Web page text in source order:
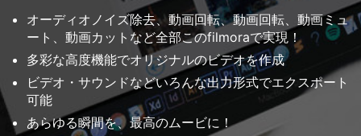
オーディオノイズ除去、動画回転、動画回転、動画ミュ
ート、動画カットなど全部このfilmoraで実現！
多彩な高度機能でオリジナルのビデオを作成
ビデオ・サウンドなどいろんな出力形式でエクスポート
可能
あらゆる瞬間を、最高のムービに！